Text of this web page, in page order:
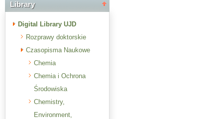
Library
Digital Library UJD
Rozprawy doktorskie
Czasopisma Naukowe
Chemia
Chemia i Ochrona
Środowiska
Chemistry,
Environment,